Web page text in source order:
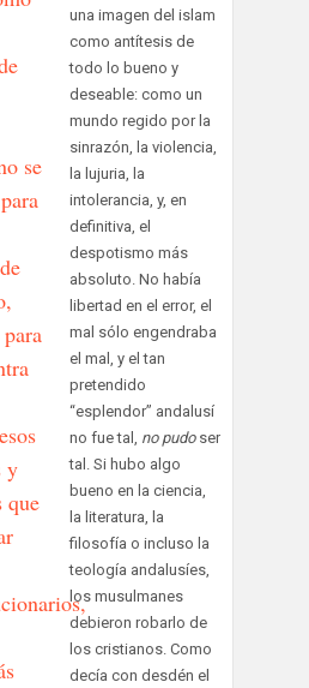
se
y
que
una imagen del islam
como antítesis de
todo lo bueno y
deseable: como un
mundo regido por la
sinrazón, la violencia,
la lujuria, la
intolerancia, y, en
definitiva, el
despotismo más
absoluto. No había
libertad en el error, el
mal sólo engendraba
el mal, y el tan
pretendido
“esplendor” andalusí
no fue tal, no pudoser
tal. Si hubo algo
bueno en la ciencia,
la literatura, la
filosofía o incluso la
teología andalusíes,
los musulmanes
debieron robarlo de
los cristianos. Como
decía con desdén el